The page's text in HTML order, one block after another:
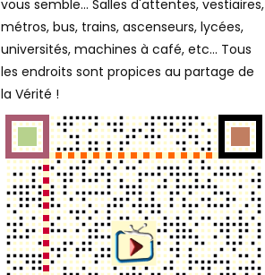
vous semble… Salles d'attentes, vestiaires,
métros, bus, trains, ascenseurs, lycées,
universités, machines à café, etc... Tous
les endroits sont propices au partage de
la Vérité !